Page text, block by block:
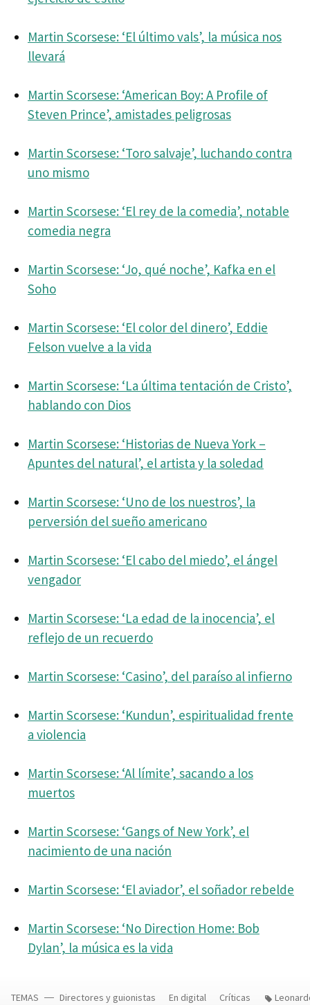
Martin Scorsese: ‘El último vals’, la música nos
llevará
Martin Scorsese: ‘American Boy: A Profile of
Steven Prince’, amistades peligrosas
Martin Scorsese: ‘Toro salvaje’, luchando contra
uno mismo
Martin Scorsese: ‘El rey de la comedia’, notable
comedia negra
Martin Scorsese: ‘Jo, qué noche’, Kafka en el
Soho
Martin Scorsese: ‘El color del dinero’, Eddie
Felson vuelve a la vida
Martin Scorsese: ‘La última tentación de Cristo’,
hablando con Dios
Martin Scorsese: ‘Historias de Nueva York –
Apuntes del natural’, el artista y la soledad
Martin Scorsese: ‘Uno de los nuestros’, la
perversión del sueño americano
Martin Scorsese: ‘El cabo del miedo’, el ángel
vengador
Martin Scorsese: ‘La edad de la inocencia’, el
reflejo de un recuerdo
Martin Scorsese: ‘Casino’, del paraíso al infierno
Martin Scorsese: ‘Kundun’, espiritualidad frente
a violencia
Martin Scorsese: ‘Al límite’, sacando a los
muertos
Martin Scorsese: ‘Gangs of New York’, el
nacimiento de una nación
Martin Scorsese: ‘El aviador’, el soñador rebelde
Martin Scorsese: ‘No Direction Home: Bob
Dylan’, la música es la vida
TEMAS Directores y guionistas En digital Críticas